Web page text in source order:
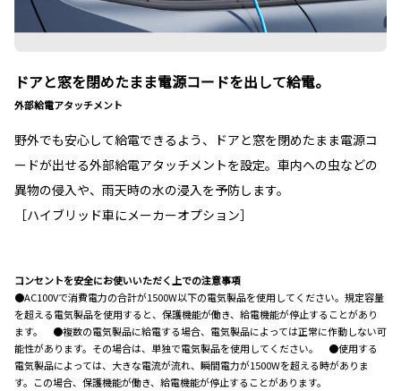
ドアと窓を閉めたまま電源コードを出して給電。
外部給電アタッチメント
野外でも安心して給電できるよう、ドアと窓を閉めたまま電源コ
ードが出せる外部給電アタッチメントを設定。車内への虫などの
異物の侵入や、雨天時の水の浸入を予防します。
［ハイブリッド車にメーカーオプション］
コンセントを安全にお使いいただく上での注意事項
●AC100Vで消費電力の合計が1500W以下の電気製品を使用してください。規定容量
を超える電気製品を使用すると、保護機能が働き、給電機能が停止することがあり
ます。 ●複数の電気製品に給電する場合、電気製品によっては正常に作動しない可
能性があります。その場合は、単独で電気製品を使用してください。 ●使用する
電気製品によっては、大きな電流が流れ、瞬間電力が1500Wを超える時がありま
す。この場合、保護機能が働き、給電機能が停止することがあります。